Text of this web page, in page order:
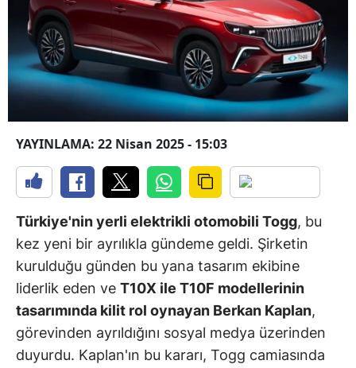
YAYINLAMA: 22 Nisan 2025 - 15:03
Türkiye'nin yerli elektrikli otomobili Togg, bu
kez yeni bir ayrılıkla gündeme geldi. Şirketin
kurulduğu günden bu yana tasarım ekibine
liderlik eden ve T10X ile T10F modellerinin
tasarımında kilit rol oynayan Berkan Kaplan,
görevinden ayrıldığını sosyal medya üzerinden
duyurdu. Kaplan'ın bu kararı, Togg camiasında